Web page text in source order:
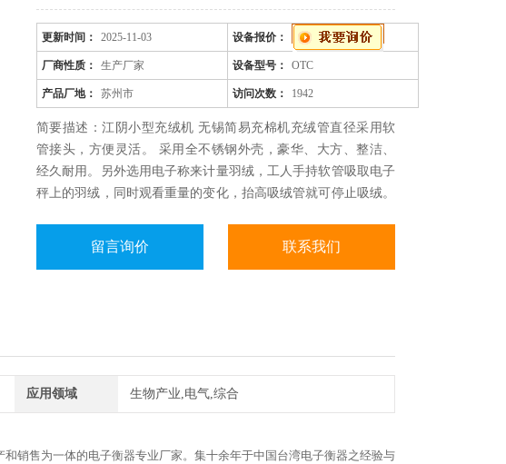
更新时间： 2025-11-03 设备报价：
厂商性质： 生产厂家 设备型号： OTC
产品厂地： 苏州市 访问次数： 1942
简要描述：江阴小型充绒机 无锡简易充棉机充绒管直径采用软
管接头，方便灵活。 采用全不锈钢外壳，豪华、大方、整洁、
经久耐用。另外选用电子称来计量羽绒，工人手持软管吸取电子
秤上的羽绒，同时观看重量的变化，抬高吸绒管就可停止吸绒。
充重量，到达特定重量自动停止充绒。
留言询价 联系我们
应用领域 生物产业,电气,综合
销售为一体的电子衡器专业厂家。集十余年于中国台湾电子衡器之经验与